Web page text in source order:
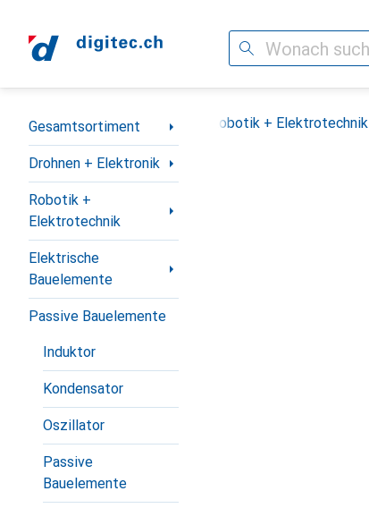
Suche
Navigation nach Kategorien
Gesamtsortiment
Drohnen + Elektronik
Robotik +
Elektrotechnik
Elektrische
Bauelemente
Passive Bauelemente
Induktor
Kondensator
Oszillator
Passive
Bauelemente
Drohnen + Elektronik Robotik + Elektrotechnik